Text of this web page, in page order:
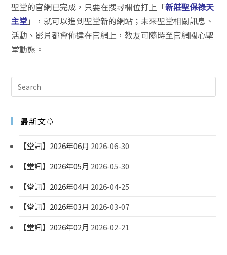
聖堂的官網已完成，只要在搜尋欄位打上「新莊聖保祿天
主堂」，就可以進到聖堂新的網站；未來聖堂相關訊息、
活動、影片都會佈達在官網上，教友可隨時至官網關心聖
堂動態。
最新文章
【堂訊】2026年06月 2026-06-30
【堂訊】2026年05月 2026-05-30
【堂訊】2026年04月 2026-04-25
【堂訊】2026年03月 2026-03-07
【堂訊】2026年02月 2026-02-21